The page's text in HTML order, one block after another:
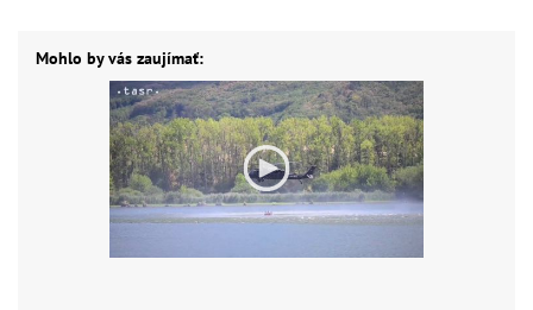
Mohlo by vás zaujímať: